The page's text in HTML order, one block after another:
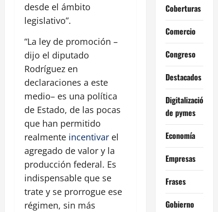
desde el ámbito
legislativo”.
“La ley de promoción –
dijo el diputado
Rodríguez en
declaraciones a este
medio– es una política
de Estado, de las pocas
que han permitido
realmente incentivar el
agregado de valor y la
producción federal. Es
indispensable que se
trate y se prorrogue ese
régimen, sin más
Coberturas
Comercio
Congreso
Destacados
Digitalización
de pymes
Economía
Empresas
Frases
Gobierno